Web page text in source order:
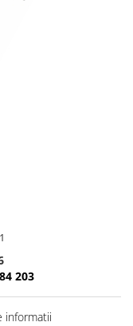
1
203
informatii